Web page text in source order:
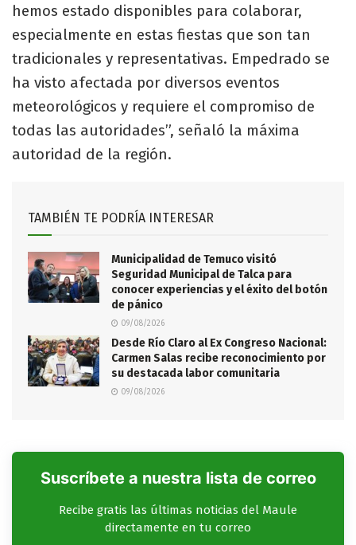
hemos estado disponibles para colaborar,
especialmente en estas fiestas que son tan
tradicionales y representativas. Empedrado se
ha visto afectada por diversos eventos
meteorológicos y requiere el compromiso de
todas las autoridades”, señaló la máxima
autoridad de la región.
TAMBIÉN TE PODRÍA INTERESAR
Municipalidad de Temuco visitó
Seguridad Municipal de Talca para
conocer experiencias y el éxito del botón
de pánico
09/08/2026
Desde Río Claro al Ex Congreso Nacional:
Carmen Salas recibe reconocimiento por
su destacada labor comunitaria
09/08/2026
Suscríbete a nuestra lista de correo
Recibe gratis las últimas noticias del Maule
directamente en tu correo